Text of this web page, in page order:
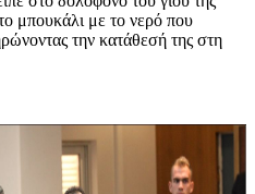
μπουκάλι με το νερό που
την κατάθεσή της στη